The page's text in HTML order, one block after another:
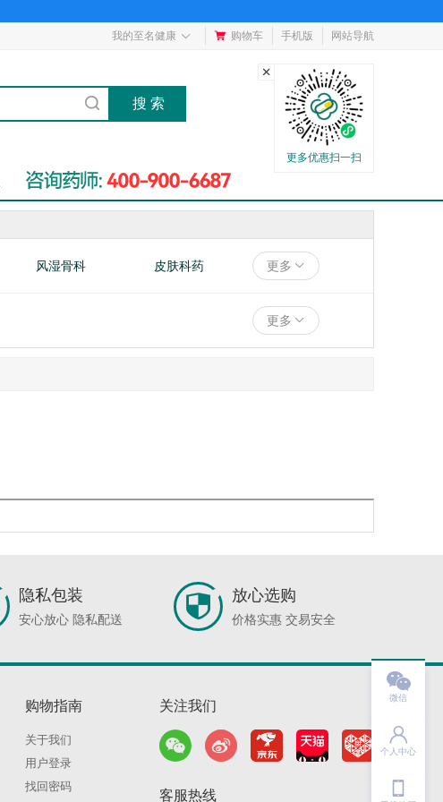
我的至名健康 购物车 手机版 网站导航
更多优惠扫一扫
风湿骨科 皮肤科药 更多
更多
隐私包装
安心放心 隐私配送
放心选购
价格实惠 交易安全
购物指南
关于我们
用户登录
找回密码
关注我们
客服热线

微信

个人中心
